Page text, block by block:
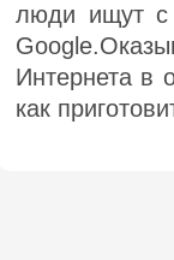
люди ищут с
Интернета в
как